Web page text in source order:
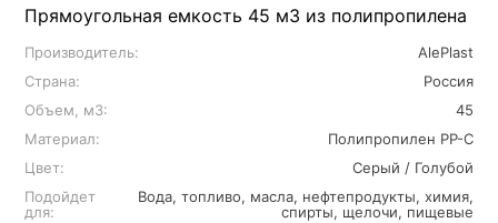
Прямоугольная емкость 45 м3 из полипропилена
Производитель:
AlePlast
Страна:
Россия
Объем, м3:
45
Материал:
Полипропилен PP-C
Цвет:
Серый / Голубой
Подойдет
для:
Вода, топливо, масла, нефтепродукты, химия,
спирты, щелочи, пищевые